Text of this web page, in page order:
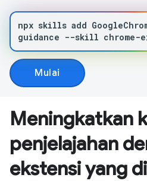
npx skills add
guidance --skill chrome-
Mulai
Meningkatkan
penjelajahan
ekstensi yang